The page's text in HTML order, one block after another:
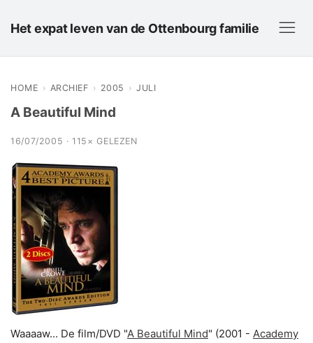
Het expat leven van de Ottenbourg familie
HOME › ARCHIEF › 2005 › JULI
A Beautiful Mind
16/07/2005 · 115× GELEZEN
Waaaaw... De film/DVD "A Beautiful Mind" (2001 - Academy